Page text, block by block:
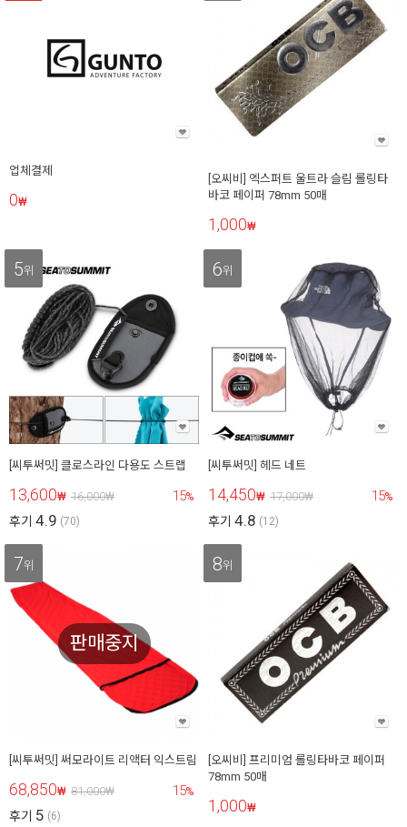
업체결제
0₩
[오씨비] 엑스퍼트 울트라 슬림 롤링타
바코 페이퍼 78mm 50매
1,000₩
5위
[씨투써밋] 클로스라인 다용도 스트랩
13,600₩ 16,000₩ 15%
후기 4.9 (70)
6위
[씨투써밋] 헤드 네트
14,450₩ 17,000₩ 15%
후기 4.8 (12)
판매중지
7위
[씨투써밋] 써모라이트 리액터 익스트림
68,850₩ 81,000₩ 15%
후기 5 (6)
8위
[오씨비] 프리미엄 롤링타바코 페이퍼
78mm 50매
1,000₩